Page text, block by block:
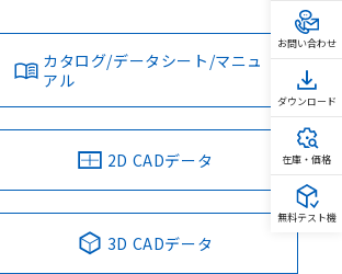
カタログ/データシート/マニュ
アル
2D CADデータ
3D CADデータ
お問い合わせ
ダウンロード
在庫・価格
無料テスト機